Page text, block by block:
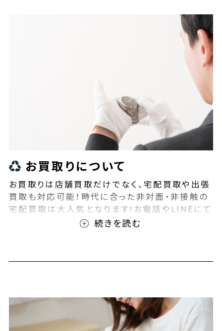
お買取りについて
お買取りは店舗買取だけでなく、宅配買取や出張
買取も対応可能！時代に合った非対面・非接触の
宅配買取は大人気となります!お電話やLINEにて
事前査定が可能となっております！また無料の宅